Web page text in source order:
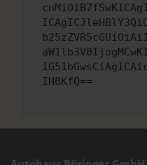
IH0KfQ==